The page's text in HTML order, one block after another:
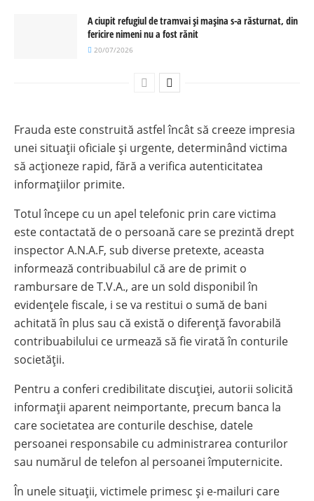
A ciupit refugiul de tramvai și mașina s-a răsturnat, din
fericire nimeni nu a fost rănit
20/07/2026
Frauda este construită astfel încât să creeze impresia
unei situații oficiale și urgente, determinând victima
să acționeze rapid, fără a verifica autenticitatea
informațiilor primite.
Totul începe cu un apel telefonic prin care victima
este contactată de o persoană care se prezintă drept
inspector A.N.A.F, sub diverse pretexte, aceasta
informează contribuabilul că are de primit o
rambursare de T.V.A., are un sold disponibil în
evidențele fiscale, i se va restitui o sumă de bani
achitată în plus sau că există o diferență favorabilă
contribuabilului ce urmează să fie virată în conturile
societății.
Pentru a conferi credibilitate discuției, autorii solicită
informații aparent neimportante, precum banca la
care societatea are conturile deschise, datele
persoanei responsabile cu administrarea conturilor
sau numărul de telefon al persoanei împuternicite.
În unele situații, victimele primesc și e-mailuri care